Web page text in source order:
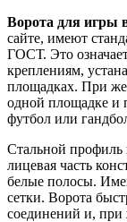
Ворота для игры
сайте, имеют
ГОСТ. Это
креплениям,
площадках. При
одной площадке и
футбол или
Стальной профиль
лицевая часть
белые полосы.
сетки. Ворота
соединений и, при